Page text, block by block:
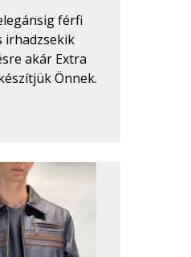
férfi
irhadzsekik
akár Extra
Önnek.